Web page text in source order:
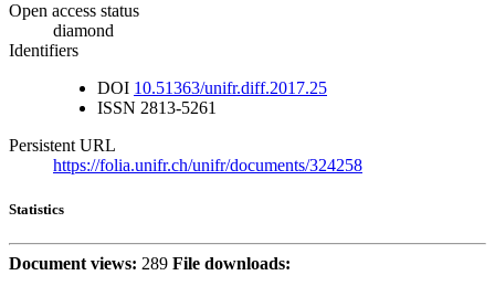
Open access status
diamond
Identifiers
DOI 10.51363/unifr.diff.2017.25
ISSN 2813-5261
Persistent URL
https://folia.unifr.ch/unifr/documents/324258
Statistics
Document views: 289 File downloads: